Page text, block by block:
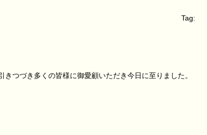
Tag:
つづき多くの皆様に御愛顧いただき今日に至りました。